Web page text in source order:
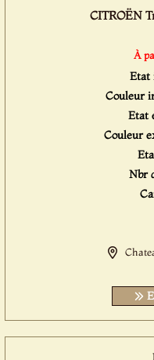
CITROËN
À
Etat
Couleur
Etat
Couleur
Nbr